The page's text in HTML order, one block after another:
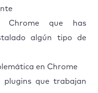
Chrome que has
algún tipo de
en Chrome
plugins que trabajan